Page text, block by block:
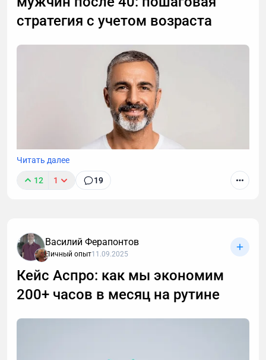
стратегия с учетом возраста
После 40 лет привычные методы тренировок для
пошаговая стратегия для мужчин: как преодолеть
Читать далее
12 1 19
Василий Ферапонтов
Личный опыт11.09.2025
Кейс Аспро: как мы экономим
200+ часов в месяц на рутине